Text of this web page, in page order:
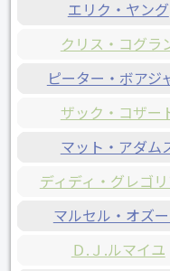
エリク・ヤング
クリス・コグラ
ピーター・ボアジ
ザック・コザー
マット・アダム
ディディ・グレゴ
マルセル・オズ
Ｄ.Ｊ.ルマイユ